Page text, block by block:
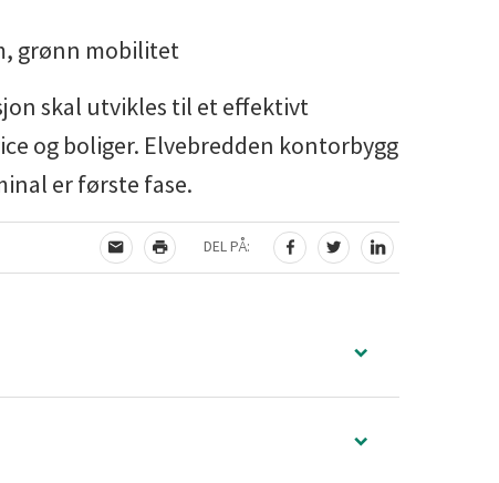
grønn mobilitet
skal utvikles til et effektivt
og boliger. Elvebredden kontorbygg
er første fase.
TIPS EN VENN
SKRIV UT
DEL PÅ:
DEL PÅ FACEBOOK
DEL PÅ TWITTER
DEL PÅ LINKEDIN